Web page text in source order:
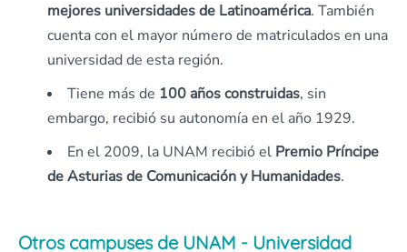
mejores universidades de Latinoamérica. También
cuenta con el mayor número de matriculados en una
universidad de esta región.
Tiene más de 100 años construidas, sin
embargo, recibió su autonomía en el año 1929.
En el 2009, la UNAM recibió el Premio Príncipe
de Asturias de Comunicación y Humanidades.
Otros campuses de UNAM - Universidad